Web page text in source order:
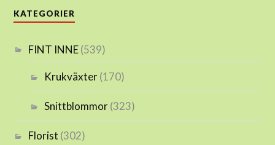
KATEGORIER
FINT INNE(539)
Krukväxter(170)
Snittblommor(323)
Florist (302)